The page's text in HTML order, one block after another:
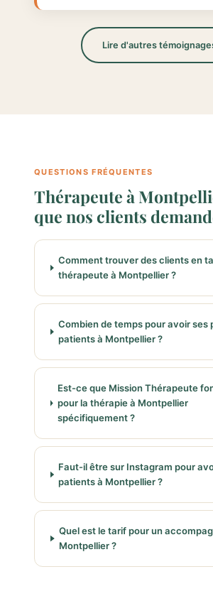
Lire d'autres
QUESTIONS FRÉQUENTES
Thérapeute à
que nos clients
Comment trouver des clients en
thérapeute à Montpellier ?
Combien de temps pour avoir ses
patients à Montpellier ?
Est-ce que Mission Thérapeute
pour la thérapie à Montpellier
spécifiquement ?
Faut-il être sur Instagram pour
patients à Montpellier ?
Quel est le tarif pour un
Montpellier ?